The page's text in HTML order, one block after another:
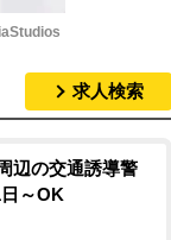
求人検索
辺の交通誘導警
～OK